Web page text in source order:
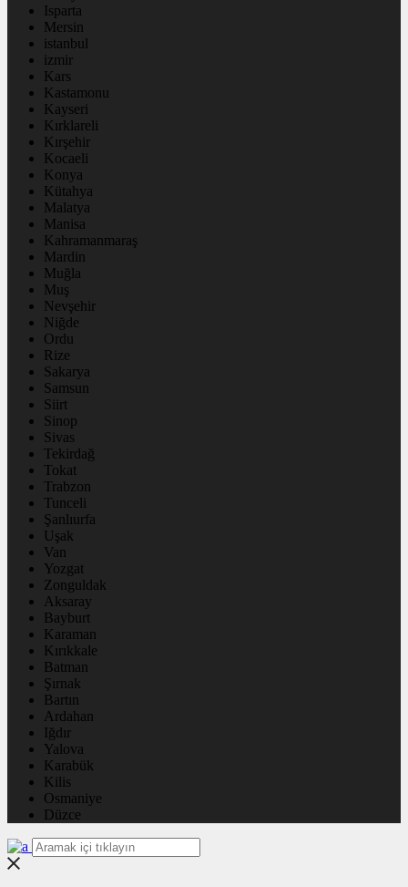
Isparta
Mersin
istanbul
izmir
Kars
Kastamonu
Kayseri
Kırklareli
Kırşehir
Kocaeli
Konya
Kütahya
Malatya
Manisa
Kahramanmaraş
Mardin
Muğla
Muş
Nevşehir
Niğde
Ordu
Rize
Sakarya
Samsun
Siirt
Sinop
Sivas
Tekirdağ
Tokat
Trabzon
Tunceli
Şanlıurfa
Uşak
Van
Yozgat
Zonguldak
Aksaray
Bayburt
Karaman
Kırıkkale
Batman
Şırnak
Bartın
Ardahan
Iğdır
Yalova
Karabük
Kilis
Osmaniye
Düzce